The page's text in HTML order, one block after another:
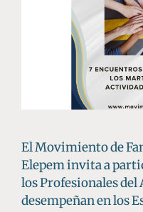
El Movimiento de
Elepem invita a
los Profesionales del
desempeñan en los